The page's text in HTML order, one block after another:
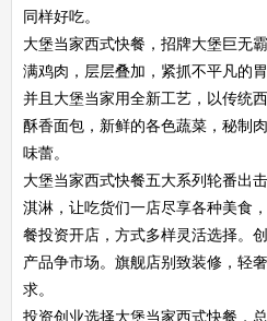
同样好吃。
大堡当家西式快餐，招牌大堡巨无
满鸡肉，层层叠加，紧抓不平凡的
并且大堡当家用全新工艺，以传统
酥香面包，新鲜的各色蔬菜，秘制
味蕾。
大堡当家西式快餐五大系列轮番出
淇淋，让吃货们一店尽享各种美食
餐投资开店，方式多样灵活选择。
产品争市场。旗舰店别致装修，轻
求。
投资创业选择大堡当家西式快餐，